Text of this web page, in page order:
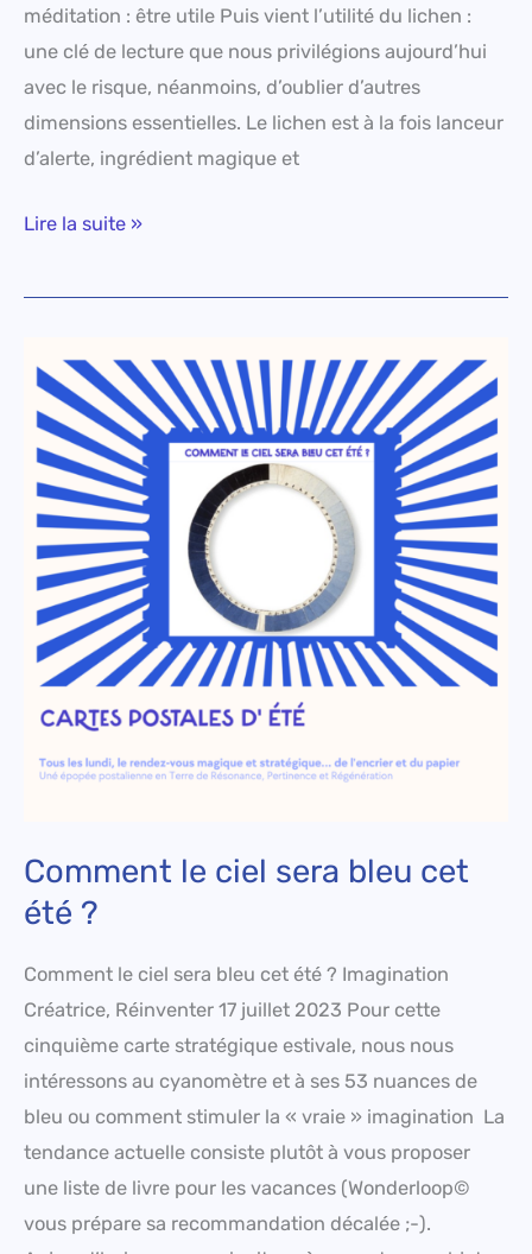
méditation : être utile Puis vient l’utilité du lichen :
une clé de lecture que nous privilégions aujourd’hui
avec le risque, néanmoins, d’oublier d’autres
dimensions essentielles. Le lichen est à la fois lanceur
d’alerte, ingrédient magique et
Lire la suite »
Comment le ciel sera bleu cet
été ?
Comment le ciel sera bleu cet été ? Imagination
Créatrice, Réinventer 17 juillet 2023 Pour cette
cinquième carte stratégique estivale, nous nous
intéressons au cyanomètre et à ses 53 nuances de
bleu ou comment stimuler la « vraie » imagination La
tendance actuelle consiste plutôt à vous proposer
une liste de livre pour les vacances (Wonderloop©
vous prépare sa recommandation décalée ;-).
le
ciel
sera
bleu
cet
été